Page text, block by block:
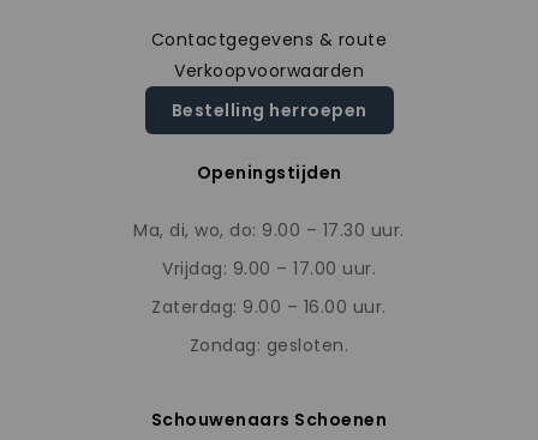
Contactgegevens & route
Verkoopvoorwaarden
Bestelling herroepen
Openingstijden
Ma, di, wo, do: 9.00 – 17.30 uur.
Vrijdag: 9.00 – 17.00 uur.
Zaterdag: 9.00 – 16.00 uur.
Zondag: gesloten.
Schouwenaars Schoenen